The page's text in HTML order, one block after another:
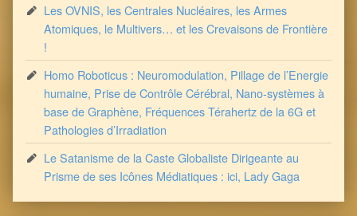
Les OVNIS, les Centrales Nucléaires, les Armes
Atomiques, le Multivers… et les Crevaisons de Frontière
!
Homo Roboticus : Neuromodulation, Pillage de l’Energie
humaine, Prise de Contrôle Cérébral, Nano-systèmes à
base de Graphène, Fréquences Térahertz de la 6G et
Pathologies d’Irradiation
Le Satanisme de la Caste Globaliste Dirigeante au
Prisme de ses Icônes Médiatiques : ici, Lady Gaga